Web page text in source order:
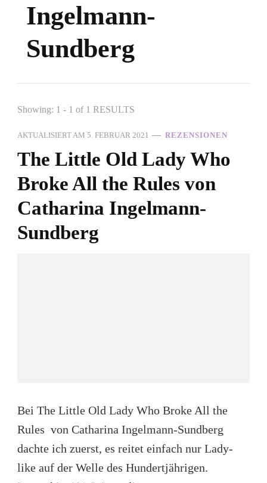
Ingelmann-
Sundberg
Showing: 1 - 1 of 1 RESULTS
AKTUALISIERT AM 5. FEBRUAR 2021 REZENSIONEN
The Little Old Lady Who
Broke All the Rules von
Catharina Ingelmann-
Sundberg
Bei The Little Old Lady Who Broke All the
Rules von Catharina Ingelmann-Sundberg
dachte ich zuerst, es reitet einfach nur Lady-
like auf der Welle des Hundertjährigen.